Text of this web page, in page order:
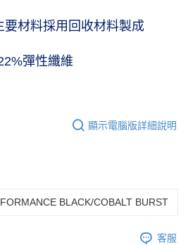
離島恕不配送) 預計2-3個工作天到貨
以上)免運費
要材料採用回收材料製成
彈性纖維
顯示電腦版詳細說明
BLACK/COBALT BURST
客服